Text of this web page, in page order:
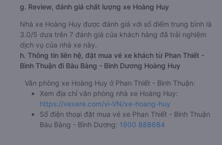
g. Review, đánh giá chất lượng xe Hoàng Huy
Nhà xe Hoàng Huy được đánh giá với số điểm trung bình là
3.0/5 dựa trên 7 đánh giá của khách hàng đã trải nghiệm
dịch vụ của nhà xe này.
h. Thông tin liên hệ, đặt mua vé xe khách từ Phan Thiết -
Bình Thuận đi Bàu Bàng - Bình Dương Hoàng Huy
Văn phòng xe Hoàng Huy ở Phan Thiết - Bình Thuận:
Xem địa chỉ văn phòng nhà xe Hoàng Huy:
https://vexere.com/vi-VN/xe-hoang-huy
Số điện thoại đặt mua vé xe Phan Thiết - Bình Thuận
Bàu Bàng - Bình Dương: 1900 888684